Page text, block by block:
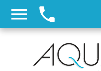
 